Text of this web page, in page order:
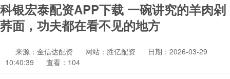
科银宏泰配资APP下载 一碗讲究的羊肉剁
荞面，功夫都在看不见的地方
来源：金信达配资 网站：胜亿配资
日期：2026-03-29
10:40:39
查看：104